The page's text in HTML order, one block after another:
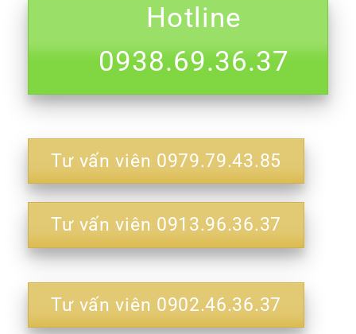
Hotline
0938.69.36.37
Tư vấn viên 0979.79.43.85
Tư vấn viên 0913.96.36.37
Tư vấn viên 0902.46.36.37